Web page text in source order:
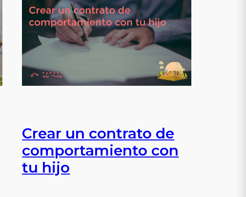
Crear un contrato de
comportamiento con
tu hijo